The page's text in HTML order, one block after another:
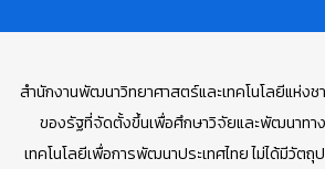
สำนักงานพัฒนาวิทยาศาสตร์และเทคโนโลยีแห่งช
ของรัฐที่จัดตั้งขึ้นเพื่อศึกษาวิจัยและพัฒนาทา
เทคโนโลยีเพื่อการพัฒนาประเทศไทย ไม่ได้มีวัตถุ